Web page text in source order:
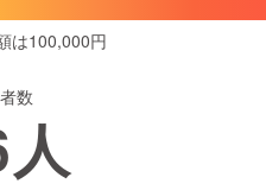
ア
は100,000円
数
人